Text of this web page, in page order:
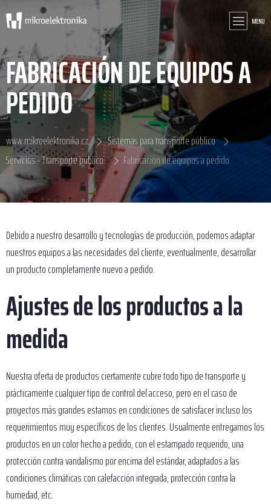
MENU
FABRICACIÓN DE EQUIPOS A
PEDIDO
www.mikroelektronika.cz
Sistemas para transporte público
Servicios - Transporte público
Fabricación de equipos a pedido
Debido a nuestro desarrollo y tecnologías de producción, podemos adaptar
nuestros equipos a las necesidades del cliente, eventualmente, desarrollar
un producto completamente nuevo a pedido.
Ajustes de los productos a la
medida
Nuestra oferta de productos ciertamente cubre todo tipo de transporte y
prácticamente cualquier tipo de control del acceso, pero en el caso de
proyectos más grandes estamos en condiciones de satisfacer incluso los
requerimientos muy específicos de los clientes. Usualmente entregamos los
productos en un color hecho a pedido, con el estampado requerido, una
protección contra vandalismo por encima del estándar, adaptados a las
condiciones climáticas con calefacción integrada, protección contra la
humedad, etc.